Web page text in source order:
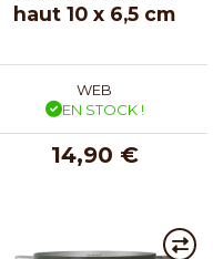
haut 10 x 6,5 cm
WEB
EN STOCK !
14,90 €